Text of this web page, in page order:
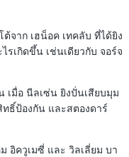
จาก เฮน็อค เทคลับ ที่ได้ยิง
รเกิดขึ้น เช่นเดียวกับ จอร์จ
เมื่อ นีลเซ่น ยิงปั่นเสียบมุม
ธิ์ป้องกัน และสตองดาร์
อิควูเมซี่ และ วิลเลี่ยม บา